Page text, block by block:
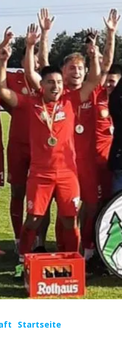
Startseite